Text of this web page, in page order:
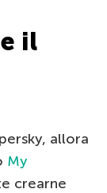
il
allora
My
crearne